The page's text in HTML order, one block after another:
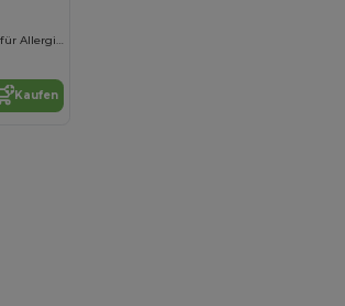
Kinder Bio-Baumwollmütze für Allergiker
Kaufen